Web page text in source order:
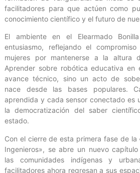
facilitadores para que actúen como
conocimiento científico y el futuro de
El ambiente en el Elearmado
entusiasmo, reflejando el
mujeres por mantenerse a la altura
Aprender sobre robótica educativa en
avance técnico, sino un acto de
nace desde las bases populares.
aprendida y cada sensor conectado es
la democratización del saber
estado.
Con el cierre de esta primera fase de la
Ingenieros», se abre un nuevo
las comunidades indígenas y
facilitadores ahora regresan a sus